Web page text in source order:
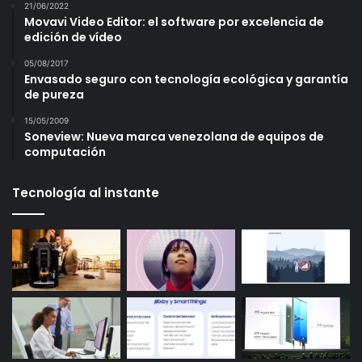
21/06/2022
Movavi Video Editor: el software por excelencia de
edición de vídeo
05/08/2017
Envasado seguro con tecnología ecológica y garantía
de pureza
15/05/2009
Soneview: Nueva marca venezolana de equipos de
computación
Tecnología al instante